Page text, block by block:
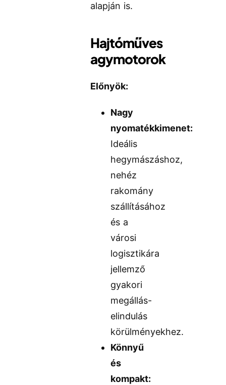
alapján is.
Hajtóműves
agymotorok
Előnyök:
Nagy
nyomatékkimenet:
Ideális
hegymászáshoz,
nehéz
rakomány
szállításához
és a
városi
logisztikára
jellemző
gyakori
megállás-
elindulás
körülményekhez.
Könnyű
és
kompakt: